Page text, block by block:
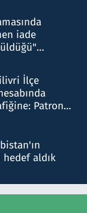
iade
İlçe
Patron
aldık